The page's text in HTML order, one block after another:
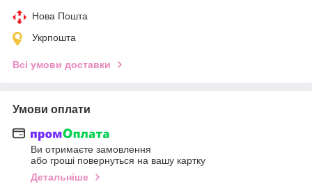
Нова Пошта
Укрпошта
Всі умови доставки
Умови оплати
Ви отримаєте замовлення
або гроші повернуться на вашу картку
Детальніше